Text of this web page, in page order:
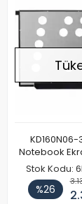
Notebook
Stok Kodu:
%26